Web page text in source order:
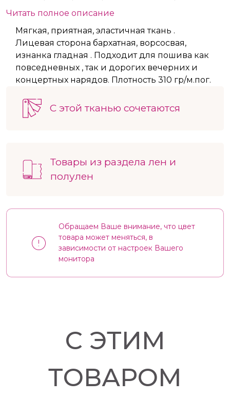
Читать полное описание
Мягкая, приятная, эластичная ткань .
Лицевая сторона бархатная, ворсосвая,
изнанка гладная . Подходит для пошива как
повседневных , так и дорогих вечерних и
концертных нарядов. Плотность 310 гр/м.пог.
С этой тканью сочетаются
Товары из раздела лен и
полулен
Обращаем Ваше внимание, что цвет
товара может меняться, в
зависимости от настроек Вашего
монитора
С ЭТИМ
ТОВАРОМ